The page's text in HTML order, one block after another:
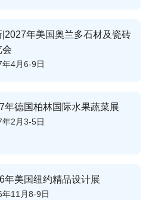
|2027年美国奥兰多石材及瓷砖
会
年4月6-9日
年德国柏林国际水果蔬菜展
年2月3-5日
年美国纽约精品设计展
年11月8-9日